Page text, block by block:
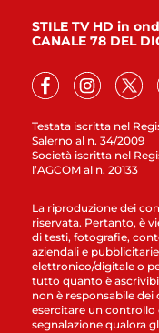
Testata iscritta nel
Salerno al n. 34/2009
Società iscritta nel
l’AGCOM al n. 20133
STILE TV HD in
CANALE 78 DEL
La riproduzione dei
riservata. Pertanto, è
di testi, fotografie,
aziendali e
elettronico/digitale o
tutto quanto è
non è responsabile
esercitare un controllo
segnalazione qualora